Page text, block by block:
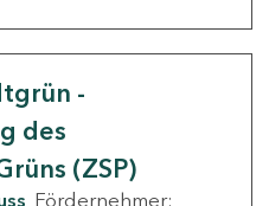
-
des
(ZSP)
Fördernehmer: